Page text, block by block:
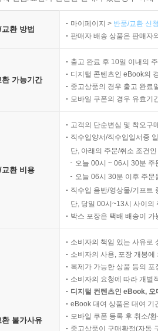
교환 방법
마이페이지 > 반품/교환 신
판매자 배송 상품은 판매자
환 가능기간
출고 완료 후 10일 이내의
디지털 콘텐츠인 eBook의
중고상품의 경우 출고 완료
모바일 쿠폰의 경우 유효기
교환 비용
고객의 단순변심 및 착오구
직수입양서/직수입일서중
단, 아래의 주문/취소 조건
오늘 00시 ~ 06시 30분
오늘 06시 30분 이후 주
직수입 음반/영상물/기프트
단, 당일 00시~13시 사이의
박스 포장은 택배 배송이
환 불가사유
소비자의 책임 있는 사유로
소비자의 사용, 포장 개봉
복제가 가능한 상품 등의
소비자의 요청에 따라 개별
디지털 컨텐츠인 eBook,
eBook 대여 상품은 대여 기
모바일 쿠폰 등록 후 취소/
중고상품이 구매확정(자동